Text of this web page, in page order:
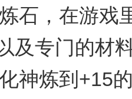
石，在游戏
及专门的材
神炼到+15